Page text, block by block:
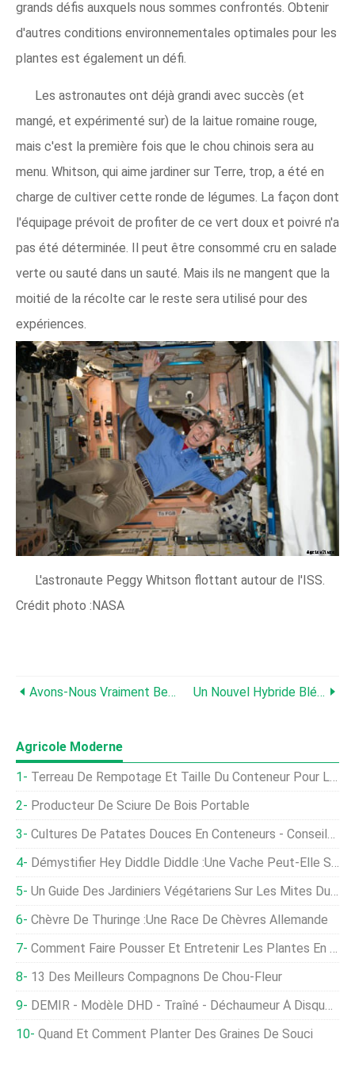
grands défis auxquels nous sommes confrontés. Obtenir
d'autres conditions environnementales optimales pour les
plantes est également un défi.
Les astronautes ont déjà grandi avec succès (et
mangé, et expérimenté sur) de la laitue romaine rouge,
mais c'est la première fois que le chou chinois sera au
menu. Whitson, qui aime jardiner sur Terre, trop, a été en
charge de cultiver cette ronde de légumes. La façon dont
l'équipage prévoit de profiter de ce vert doux et poivré n'a
pas été déterminée. Il peut être consommé cru en salade
verte ou sauté dans un sauté. Mais ils ne mangent que la
moitié de la récolte car le reste sera utilisé pour des
expériences.
L'astronaute Peggy Whitson flottant autour de l'ISS.
Crédit photo :NASA
Avons-Nous Vraiment Besoin De Doubler La Production Alimentaire Pour Nourrir Le Monde D'ici 2050 ? Un Nouvel Hybride Blé-Herbe De Blé Pourrait Réaliser Le Rêve Du Blé Vivace
Agricole Moderne
Terreau De Rempotage Et Taille Du Conteneur Pour La Culture Des Haricots - Conseils Sur La Façon De Faire Pousser Des Haricots Dans Des Pots
Producteur De Sciure De Bois Portable
Cultures De Patates Douces En Conteneurs - Conseils Pour La Culture De Patates Douces En Conteneurs
Démystifier Hey Diddle Diddle :une Vache Peut-Elle Sauter Par-Dessus La Lune ?
Un Guide Des Jardiniers Végétariens Sur Les Mites Du Chou, Papillons, Et Chenilles
Chèvre De Thuringe :une Race De Chèvres Allemande
Comment Faire Pousser Et Entretenir Les Plantes En Brosse À Bouteilles
13 Des Meilleurs Compagnons De Chou-Fleur
DEMIR - Modèle DHD - Traîné - Déchaumeur À Disques Porté
Quand Et Comment Planter Des Graines De Souci